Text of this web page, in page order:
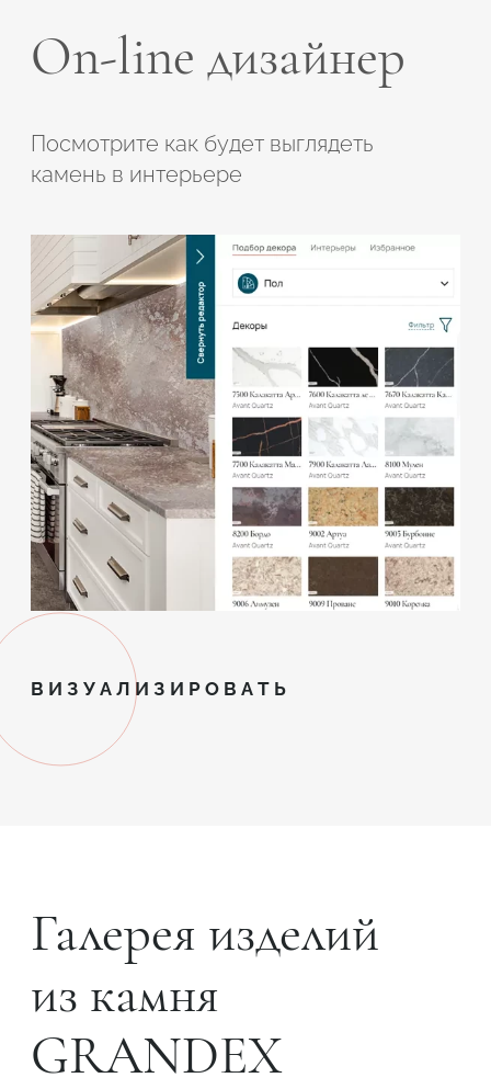
On-line дизайнер
Посмотрите как будет выглядеть
камень в интерьере
ВИЗУАЛИЗИРОВАТЬ
Галерея изделий
из камня
GRANDEX